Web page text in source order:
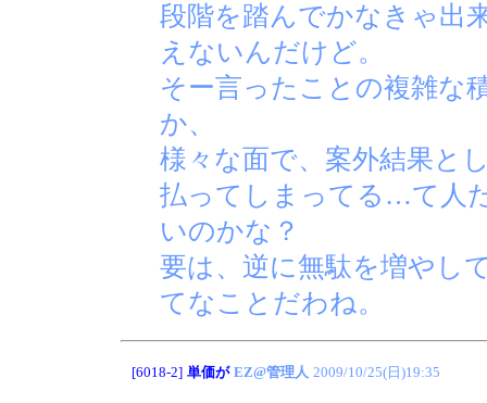
段階を踏んでかなきゃ出
えないんだけど。
そー言ったことの複雑な
か、
様々な面で、案外結果と
払ってしまってる…て人
いのかな？
要は、逆に無駄を増やし
てなことだわね。
[6018-2] 単価が EZ@管理人 2009/10/25(日)19:35